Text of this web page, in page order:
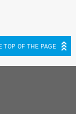
TOP OF THE PAGE